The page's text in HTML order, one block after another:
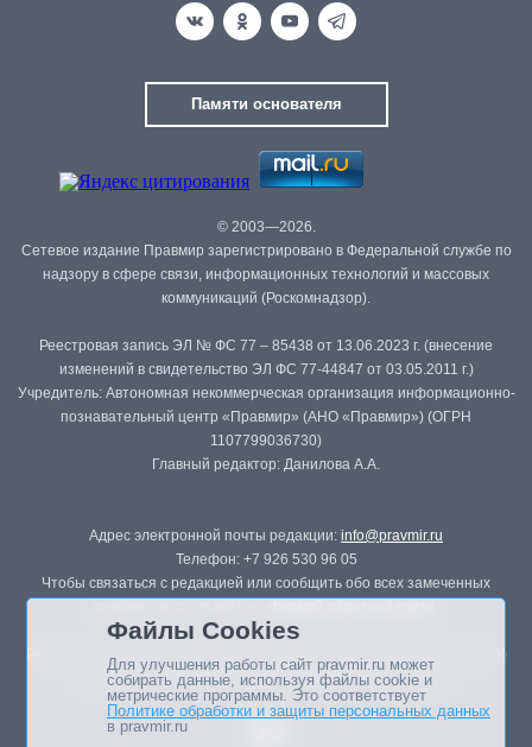
Памяти основателя
© 2003—2026.
Сетевое издание Правмир зарегистрировано в Федеральной службе по
надзору в сфере связи, информационных технологий и массовых
коммуникаций (Роскомнадзор).
Реестровая запись ЭЛ № ФС 77 – 85438 от 13.06.2023 г. (внесение
изменений в свидетельство ЭЛ ФС 77-44847 от 03.05.2011 г.)
Учредитель: Автономная некоммерческая организация информационно-
познавательный центр «Правмир» (АНО «Правмир») (ОГРН
1107799036730)
Главный редактор: Данилова А.А.
Адрес электронной почты редакции: info@pravmir.ru
Телефон: +7 926 530 96 05
Чтобы связаться с редакцией или сообщить обо всех замеченных
Републикация материалов сайта в печатных изданиях (книгах, прессе)
возможна только с письменного разрешения редакции.
Файлы Cookies
Для улучшения работы сайт pravmir.ru может
собирать данные, используя файлы cookie и
метрические программы. Это соответствует
Политике обработки и защиты персональных данных
в pravmir.ru